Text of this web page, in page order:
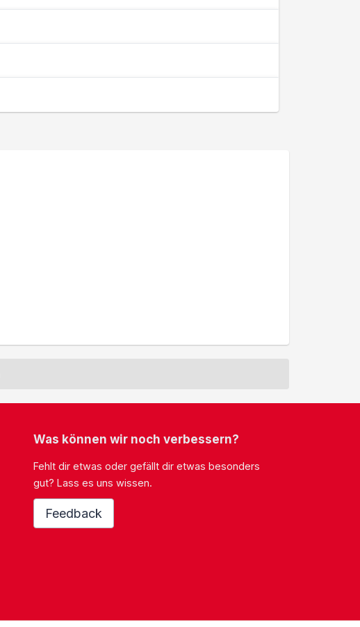
Was können wir noch verbessern?
Fehlt dir etwas oder gefällt dir etwas besonders
gut? Lass es uns wissen.
Feedback